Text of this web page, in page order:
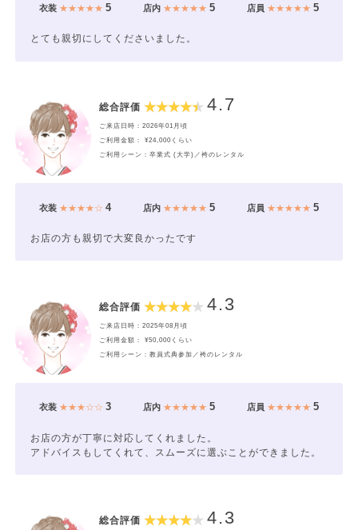
衣装★★★★★ 5 店内★★★★★ 5 店員 ★★★★★5
とても親切にしてくださいました。
総合評価 4.7
ご来店日時：2026年01月頃
ご利用金額： ¥24,000くらい
ご利用シーン：卒業式 (大学)／袴のレンタル
衣装★★★★☆ 4 店内★★★★★ 5 店員 ★★★★★5
お店の方も親切で大変良かったです
総合評価 4.3
ご来店日時：2025年08月頃
ご利用金額： ¥50,000くらい
ご利用シーン：教員式典参加／袴のレンタル
衣装★★★☆☆ 3 店内★★★★★ 5 店員 ★★★★★5
お店の方が丁寧に対応してくれました。
アドバイスもしてくれて、スムーズに選ぶことができました。
総合評価 4.3